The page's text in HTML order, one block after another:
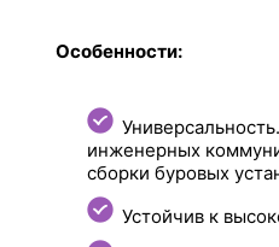
Особенности:
инженерных
сборки буровых
Устойчив к